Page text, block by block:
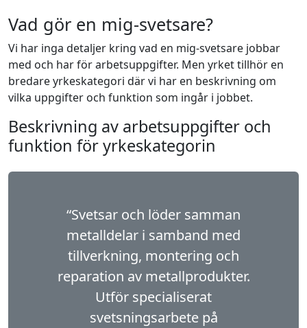
Vad gör en mig-svetsare?
Vi har inga detaljer kring vad en mig-svetsare jobbar
med och har för arbetsuppgifter. Men yrket tillhör en
bredare yrkeskategori där vi har en beskrivning om
vilka uppgifter och funktion som ingår i jobbet.
Beskrivning av arbetsuppgifter och
funktion för yrkeskategorin
“Svetsar och löder samman
metalldelar i samband med
tillverkning, montering och
reparation av metallprodukter.
Utför specialiserat
svetsningsarbete på